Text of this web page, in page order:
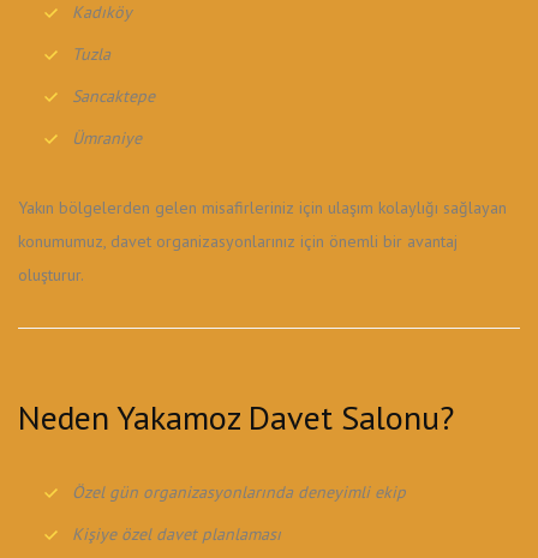
Kadıköy
Tuzla
Sancaktepe
Ümraniye
Yakın bölgelerden gelen misafirleriniz için ulaşım kolaylığı sağlayan
konumumuz, davet organizasyonlarınız için önemli bir avantaj
oluşturur.
Neden Yakamoz Davet Salonu?
Özel gün organizasyonlarında deneyimli ekip
Kişiye özel davet planlaması